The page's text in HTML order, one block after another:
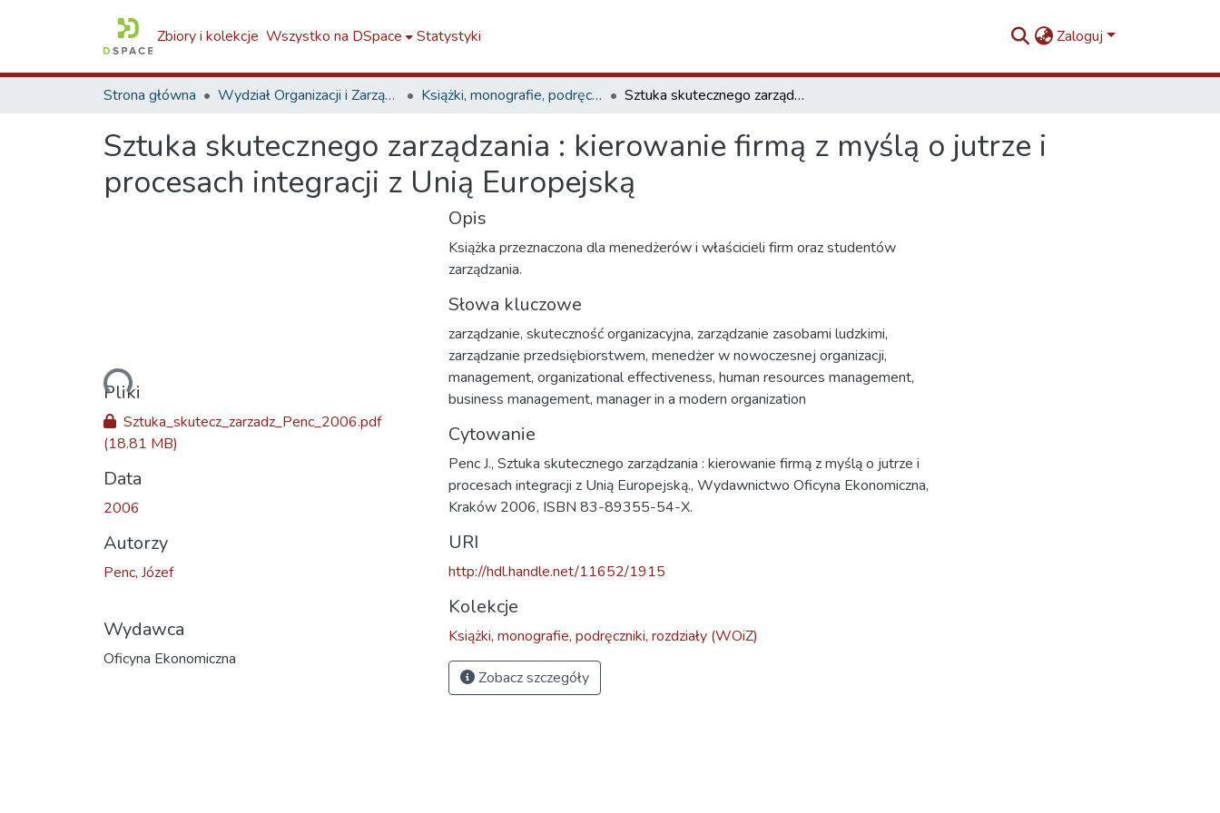
Zbiory i kolekcje Wszystko na DSpace Statystyki Zaloguj
Strona główna Wydział Organizacji i Zarządzania / Faculty of Organization and Management / W8 Książki, monografie, podręczniki, rozdziały (WOiZ) Sztuka skutecznego zarządzania : kierowanie firmą z myślą o jutrze i procesach integracji z Unią Europejską
Sztuka skutecznego zarządzania : kierowanie firmą z myślą o jutrze i
procesach integracji z Unią Europejską
Ładowanie...
Pliki
Sztuka_skutecz_zarzadz_Penc_2006.pdf
(18.81 MB)
Data
2006
Autorzy
Penc, Józef
Wydawca
Oficyna Ekonomiczna
Opis
Książka przeznaczona dla menedżerów i właścicieli firm oraz studentów
zarządzania.
Słowa kluczowe
zarządzanie, skuteczność organizacyjna, zarządzanie zasobami ludzkimi,
zarządzanie przedsiębiorstwem, menedżer w nowoczesnej organizacji,
management, organizational effectiveness, human resources management,
business management, manager in a modern organization
Cytowanie
Penc J., Sztuka skutecznego zarządzania : kierowanie firmą z myślą o jutrze i
procesach integracji z Unią Europejską., Wydawnictwo Oficyna Ekonomiczna,
Kraków 2006, ISBN 83-89355-54-X.
URI
http://hdl.handle.net/11652/1915
Kolekcje
Książki, monografie, podręczniki, rozdziały (WOiZ)
Zobacz szczegóły